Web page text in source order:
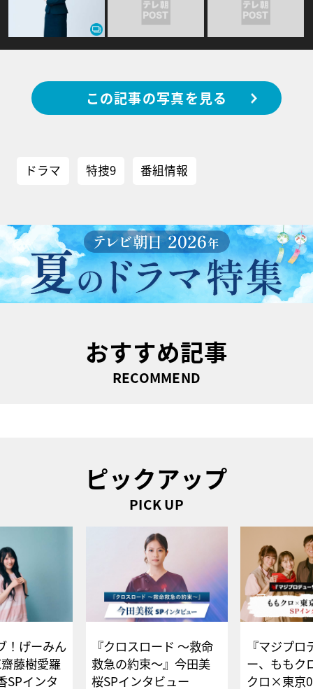
この記事の写真を見る
ドラマ 特捜9 番組情報
おすすめ記事
RECOMMEND
ピックアップ
PICK UP
！げーみん
藤樹愛羅
SPインタ
『クロスロード ～救命
救急の約束～』今田美
桜SPインタビュー
『マジプロ
ー、ももク
クロ×東京